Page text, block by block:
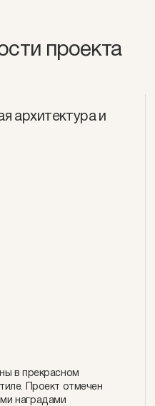
проекта
архитектура и
в прекрасном
Проект отмечен
наградами